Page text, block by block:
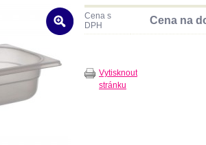
Cena s
DPH
Cena na
Vytisknout
stránku